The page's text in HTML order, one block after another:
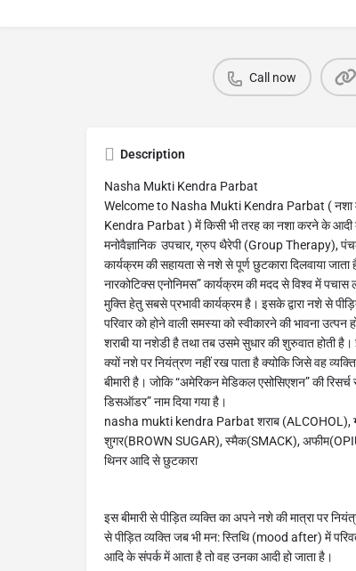
Call now
Description
Nasha Mukti Kendra Parbat
Welcome to Nasha Mukti Kendra Parbat ( नशा
Kendra Parbat ) में किसी भी तरह का नशा करने के आदी
मनोवैज्ञानिक उपचार, ग्रुप थैरेपी (Group Therapy),
कार्यक्रम की सहायता से नशे से पूर्ण छुटकारा दिलवाया
नारकोटिक्स एनोनिमस” कार्यक्रम की मदद से विश्व में
मुक्ति हेतु सबसे प्रभावी कार्यक्रम है। इसके द्वारा नशे से
परिवार को होने वाली समस्या को स्वीकारने की भावना
शराबी या नशेडी है तथा तब उसमे सुधार की शुरुवात होती है।
क्यों नशे पर नियंत्रण नहीं रख पाता है क्योकि जिसे वह
बीमारी है। जोकि “अमेरिकन मेडिकल एसोसिएशन” की
डिसऑडर” नाम दिया गया है।
nasha mukti kendra Parbat शराब (ALCOHOL),
शुगर(BROWN SUGAR), स्मैक(SMACK),
थिनर आदि से छुटकारा
इस बीमारी से पीड़ित व्यक्ति का अपने नशे की मात्रा पर
से पीड़ित व्यक्ति जब भी मन: स्तिथि (mood after) में
आदि के संपर्क में आता है तो वह उनका आदी हो जाता है।